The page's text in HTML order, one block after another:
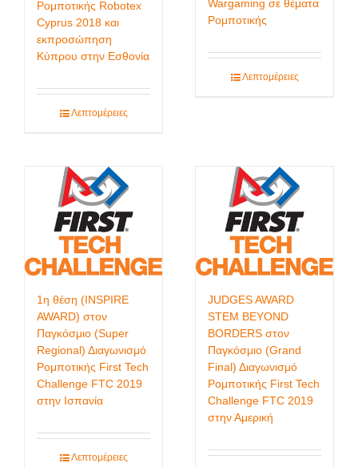
Ρομποτικής Robotex
Cyprus 2018 και
εκπροσώπηση
Κύπρου στην Εσθονία
Λεπτομέρειες
Wargaming σε θέματα
Ρομποτικής
Λεπτομέρειες
1η θέση (INSPIRE
AWARD) στον
Παγκόσμιο (Super
Regional) Διαγωνισμό
Ρομποτικής First Tech
Challenge FTC 2019
στην Ισπανία
Λεπτομέρειες
JUDGES AWARD
STEM BEYOND
BORDERS στον
Παγκόσμιο (Grand
Final) Διαγωνισμό
Ρομποτικής First Tech
Challenge FTC 2019
στην Αμερική